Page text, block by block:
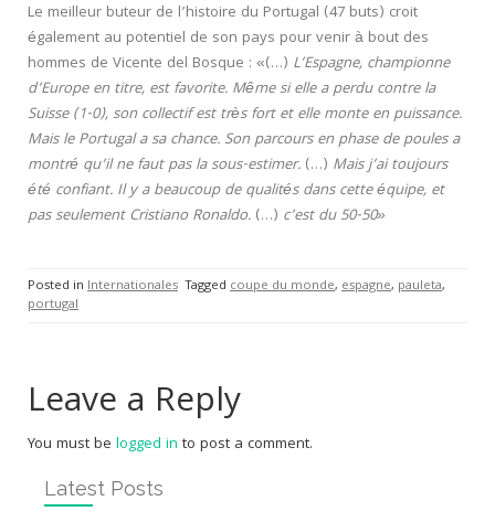
Le meilleur buteur de l’histoire du Portugal (47 buts) croit
également au potentiel de son pays pour venir à bout des
hommes de Vicente del Bosque : «(…) L’Espagne, championne
d’Europe en titre, est favorite. Même si elle a perdu contre la
Suisse (1-0), son collectif est très fort et elle monte en puissance.
Mais le Portugal a sa chance. Son parcours en phase de poules a
montré qu’il ne faut pas la sous-estimer. (…) Mais j’ai toujours
été confiant. Il y a beaucoup de qualités dans cette équipe, et
pas seulement Cristiano Ronaldo. (…) c’est du 50-50»
Posted in Internationales Tagged coupe du monde, espagne, pauleta,
portugal
Leave a Reply
You must be logged in to post a comment.
Latest Posts